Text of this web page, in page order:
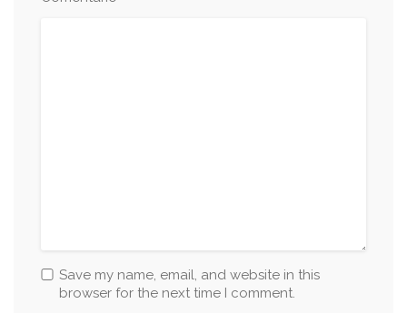
Save my name, email, and website in this
browser for the next time I comment.